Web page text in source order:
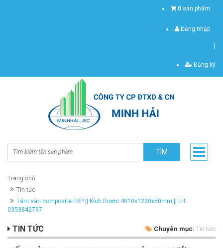
0 sản phẩm
Đăng nhập
Đăng ký
TÌM
Trang chủ
Tin tức
Tấm sàn composite FRP || Kích thước 4010x1220x50mm || LH:
0353842797
TIN TỨC Chuyên mục: Tin tức